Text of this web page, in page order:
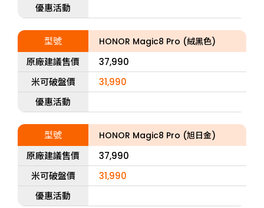
優惠活動
型號 HONOR Magic8 Pro (絨黑色)
原廠建議售價
37,990
米可破盤價
31,990
優惠活動
型號 HONOR Magic8 Pro (旭日金)
原廠建議售價
37,990
米可破盤價
31,990
優惠活動